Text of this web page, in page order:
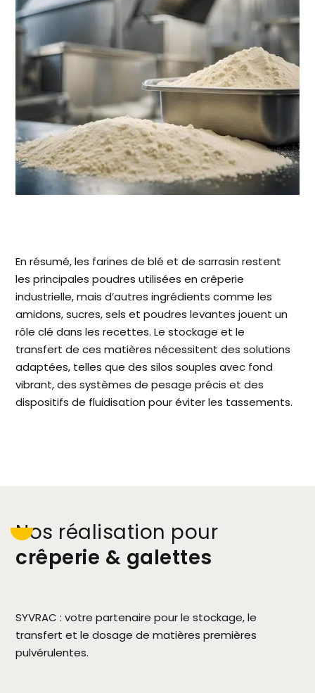
En résumé, les farines de blé et de sarrasin restent
les principales poudres utilisées en crêperie
industrielle, mais d’autres ingrédients comme les
amidons, sucres, sels et poudres levantes jouent un
rôle clé dans les recettes. Le stockage et le
transfert de ces matières nécessitent des solutions
adaptées, telles que des silos souples avec fond
vibrant, des systèmes de pesage précis et des
dispositifs de fluidisation pour éviter les tassements.
nos réalisation pour
crêperie & galettes
SYVRAC : votre partenaire pour le stockage, le
transfert et le dosage de matières premières
pulvérulentes.